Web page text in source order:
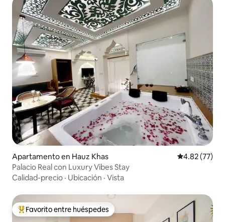
Apartamento en Hauz Khas Calificación
4.82 (77)
Palacio Real con Luxury Vibes Stay
Calidad-precio · Ubicación · Vista
Favorito entre huéspedes preferido
Favorito entre huéspedes